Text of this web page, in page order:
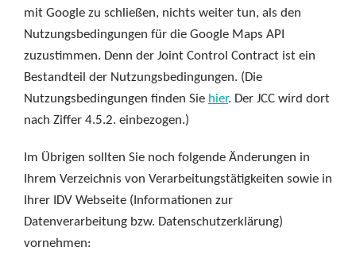
mit Google zu schließen, nichts weiter tun, als den
Nutzungsbedingungen für die Google Maps API
zuzustimmen. Denn der Joint Control Contract ist ein
Bestandteil der Nutzungsbedingungen. (Die
Nutzungsbedingungen finden Sie hier. Der JCC wird dort
nach Ziffer 4.5.2. einbezogen.)
Im Übrigen sollten Sie noch folgende Änderungen in
Ihrem Verzeichnis von Verarbeitungstätigkeiten sowie in
Ihrer IDV Webseite (Informationen zur
Datenverarbeitung bzw. Datenschutzerklärung)
vornehmen: